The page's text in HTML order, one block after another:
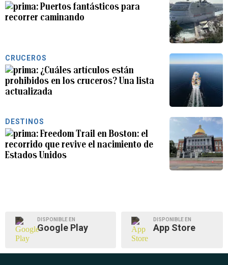
Puertos fantásticos para
recorrer caminando
CRUCEROS
¿Cuáles artículos están
prohibidos en los cruceros? Una lista
actualizada
DESTINOS
Freedom Trail en Boston: el
recorrido que revive el nacimiento de
Estados Unidos
DISPONIBLE EN
Google Play
DISPONIBLE EN
App Store